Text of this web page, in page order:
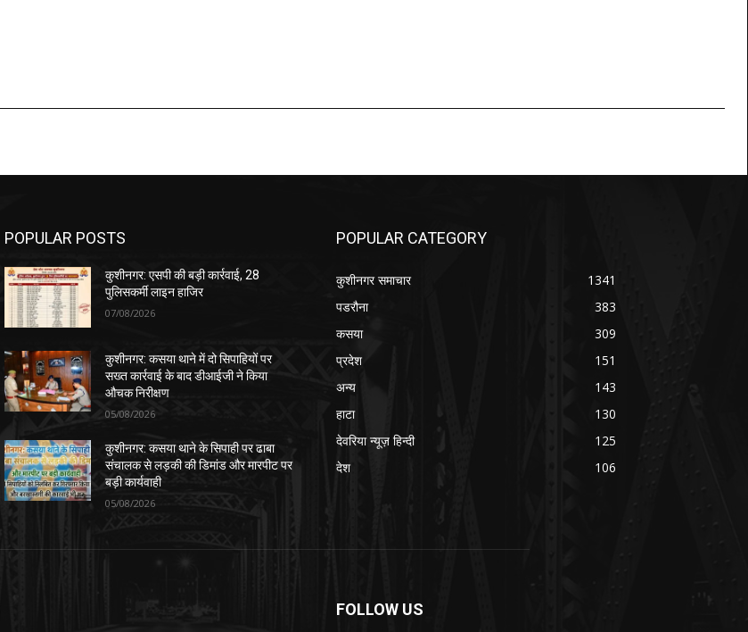
POPULAR POSTS
कुशीनगर: एसपी की बड़ी कार्रवाई, 28
पुलिसकर्मी लाइन हाजिर
07/08/2026
कुशीनगर: कसया थाने में दो सिपाहियों पर
सख्त कार्रवाई के बाद डीआईजी ने किया
औचक निरीक्षण
05/08/2026
कुशीनगर: कसया थाने के सिपाही पर ढाबा
संचालक से लड़की की डिमांड और मारपीट पर
बड़ी कार्यवाही
05/08/2026
POPULAR CATEGORY
कुशीनगर समाचार
1341
पडरौना
383
कसया
309
प्रदेश
151
अन्य
143
हाटा
130
देवरिया न्यूज़ हिन्दी
125
देश
106
FOLLOW US